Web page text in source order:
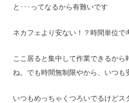
と･･･ってなるから有難いです
ネカフェより安ない！？時間単位で
ここ居ると集中して作業できるか
ね。でも時間無制限やから、いつも
いつもめっちゃくつろいでるけど